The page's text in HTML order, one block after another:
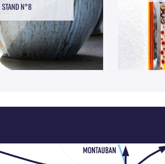
STAND N°8